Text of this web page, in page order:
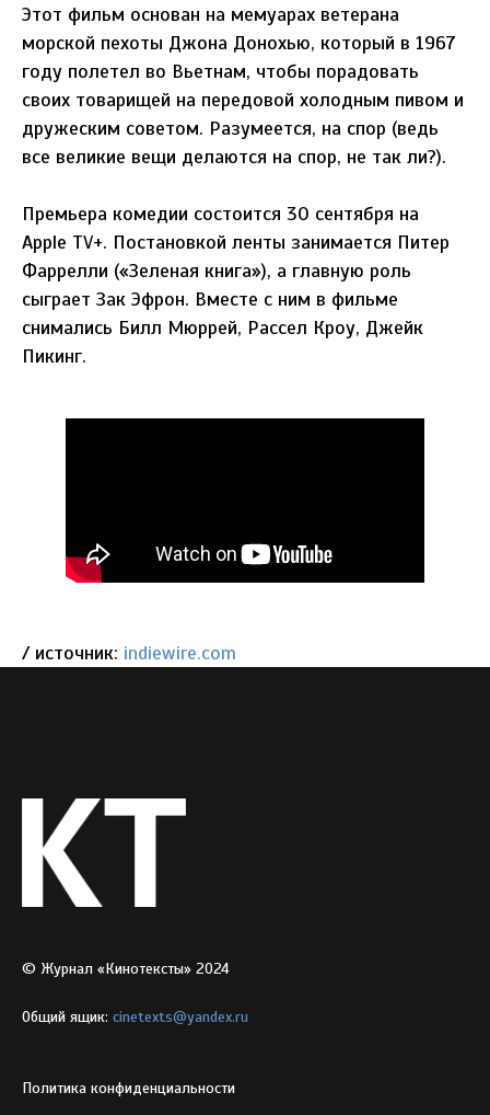
Этот фильм основан на мемуарах ветерана
морской пехоты Джона Донохью, который в 1967
году полетел во Вьетнам, чтобы порадовать
своих товарищей на передовой холодным пивом и
дружеским советом. Разумеется, на спор (ведь
все великие вещи делаются на спор, не так ли?).
Премьера комедии состоится 30 сентября на
Apple TV+. Постановкой ленты занимается Питер
Фаррелли («Зеленая книга»), а главную роль
сыграет Зак Эфрон. Вместе с ним в фильме
снимались Билл Мюррей, Рассел Кроу, Джейк
Пикинг.
/ источник: indiewire.com
© Журнал «Кинотексты» 2024
Общий ящик: cinetexts@yandex.ru
Политика конфиденциальности